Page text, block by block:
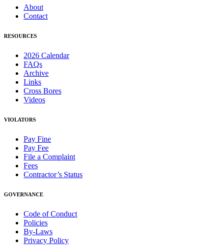
About
Contact
RESOURCES
2026 Calendar
FAQs
Archive
Links
Cross Bores
Videos
VIOLATORS
Pay Fine
Pay Fee
File a Complaint
Fees
Contractor’s Status
GOVERNANCE
Code of Conduct
Policies
By-Laws
Privacy Policy